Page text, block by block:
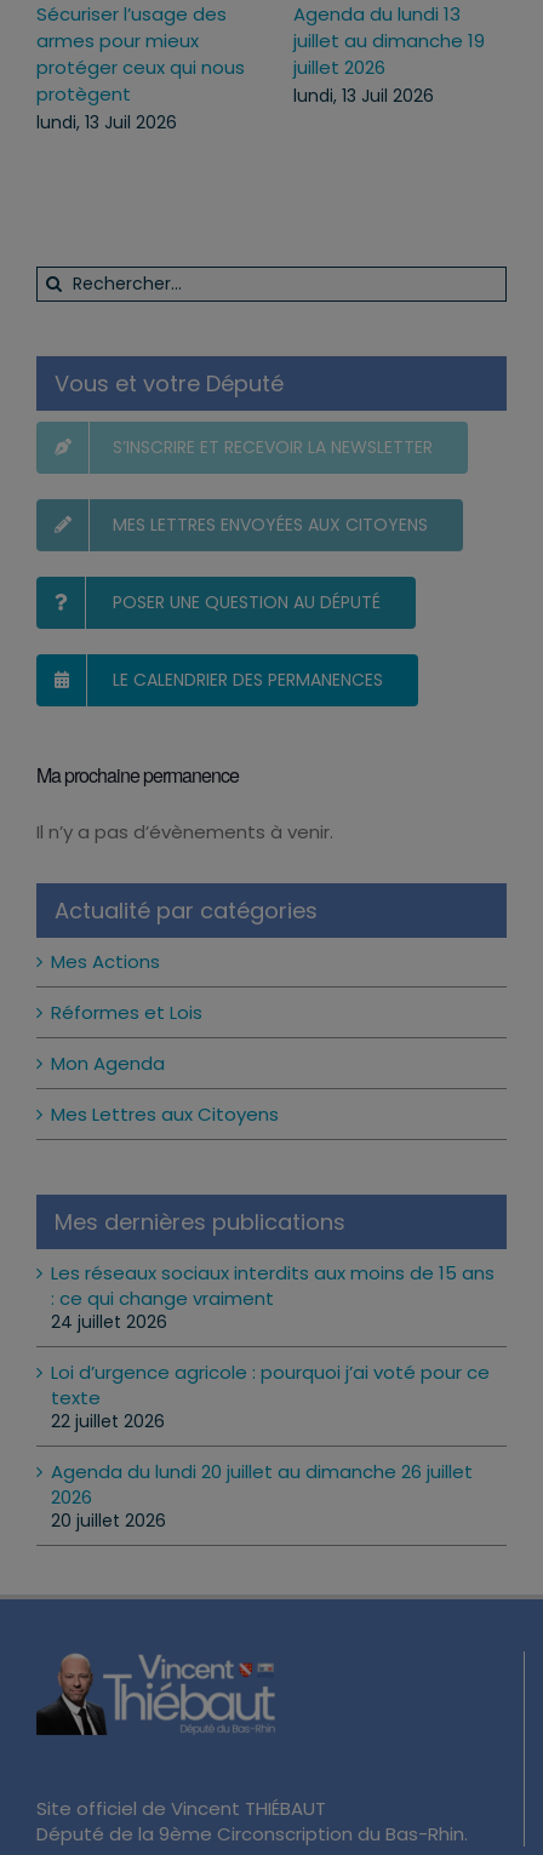
Sécuriser l’usage des
armes pour mieux
protéger ceux qui nous
protègent
lundi, 13 Juil 2026
Agenda du lundi 13
juillet au dimanche 19
juillet 2026
lundi, 13 Juil 2026
Rechercher:
Vous et votre Député
S’INSCRIRE ET RECEVOIR LA NEWSLETTER
MES LETTRES ENVOYÉES AUX CITOYENS
POSER UNE QUESTION AU DÉPUTÉ
LE CALENDRIER DES PERMANENCES
Ma prochaine permanence
Notice
Il n’y a pas d’évènements à venir.
Actualité par catégories
Mes Actions
Réformes et Lois
Mon Agenda
Mes Lettres aux Citoyens
Mes dernières publications
Les réseaux sociaux interdits aux moins de 15 ans
: ce qui change vraiment
24 juillet 2026
Loi d’urgence agricole : pourquoi j’ai voté pour ce
texte
22 juillet 2026
Agenda du lundi 20 juillet au dimanche 26 juillet
2026
20 juillet 2026
Site officiel de Vincent THIÉBAUT
Député de la 9ème Circonscription du Bas-Rhin.